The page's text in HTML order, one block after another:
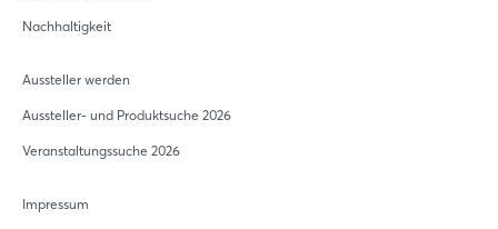
Nachhaltigkeit
Aussteller werden
Aussteller- und Produktsuche 2026
Veranstaltungssuche 2026
Impressum